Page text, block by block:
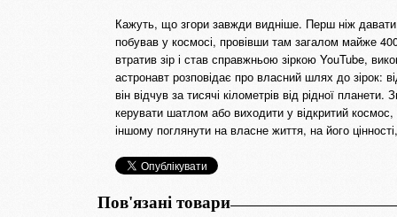
Кажуть, що згори завжди видніше. Перш ніж
побував у космосі, провівши там загалом майже
втратив зір і став справжньою зіркою YouTube,
астронавт розповідає про власний шлях до зірок:
він відчув за тисячі кілометрів від рідної
керувати шатлом або виходити у відкритий космос,
іншому поглянути на власне життя, на його
Пов'язані товари